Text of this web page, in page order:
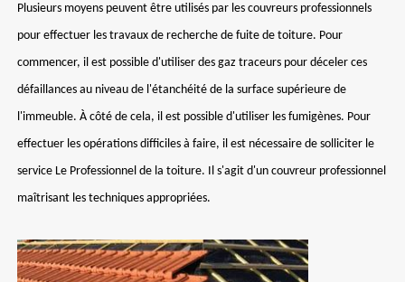
Plusieurs moyens peuvent être utilisés par les couvreurs professionnels
pour effectuer les travaux de recherche de fuite de toiture. Pour
commencer, il est possible d'utiliser des gaz traceurs pour déceler ces
défaillances au niveau de l'étanchéité de la surface supérieure de
l'immeuble. À côté de cela, il est possible d'utiliser les fumigènes. Pour
effectuer les opérations difficiles à faire, il est nécessaire de solliciter le
service Le Professionnel de la toiture. Il s'agit d'un couvreur professionnel
maîtrisant les techniques appropriées.